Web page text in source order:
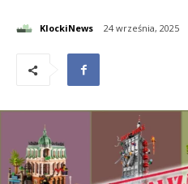
KlockiNews 24 września, 2025